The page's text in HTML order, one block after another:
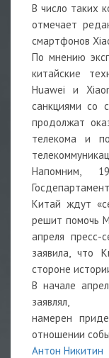
В число таких
отмечает
смартфонов
По мнению
китайские
Huawei и
санкциями со
продолжат
телекома и
Напомним,
Китай ждут
решит помочь
апреля пресс-
заявила, что
стороне
В начале
намерен
отношении
Антон Никитин